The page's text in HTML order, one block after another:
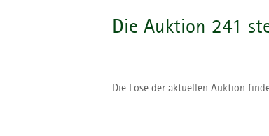
Die Auktion 241
Die Lose der aktuellen Auktion